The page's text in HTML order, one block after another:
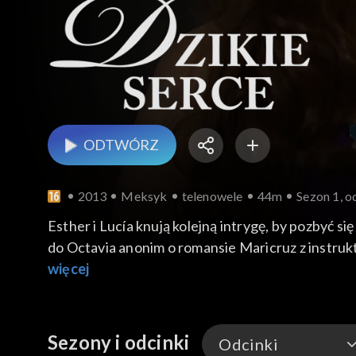
ODTWÓRZ
2013 Meksyk telenowele 44m Sezon 1,
Esther i Lucía knują kolejną intrygę, by pozbyć
do Octavia anonim o romansie Maricruz z
namową Marie rezygnuje z dalszych lekcji. José
więcej
Sezony i odcinki Odcinki